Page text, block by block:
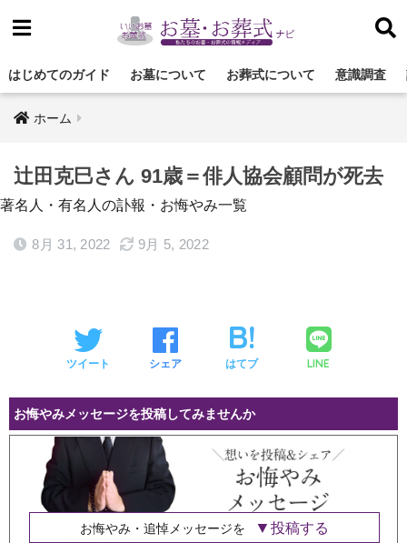
はじめてのガイド お墓について お葬式について 意識調査
ホーム
辻田克巳さん 91歳＝俳人協会顧問が死去
著名人・有名人の訃報・お悔やみ一覧
8月 31, 2022 9月 5, 2022
ツイート シェア はてブ LINE
お悔やみメッセージを投稿してみませんか
お悔やみ・追悼メッセージを 投稿する